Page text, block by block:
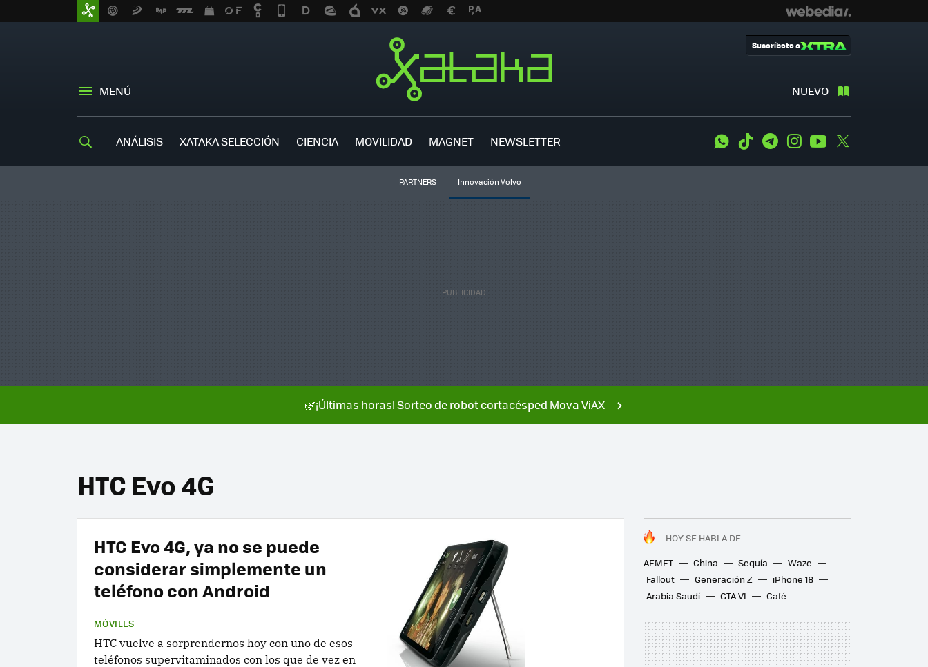
MENÚ NUEVO
Suscríbete a
ANÁLISIS XATAKA SELECCIÓN CIENCIA MOVILIDAD MAGNET NEWSLETTER WhatsApp
Tiktok TelegramInstagramYoutube
PARTNERS Innovación Volvo
🌿¡Últimas horas! Sorteo de robot cortacésped Mova ViAX
HTC Evo 4G
HOY SE HABLA DE
AEMET
China Sequía
Waze
Fallout
Generación Z
iPhone 18
Arabia Saudí
GTA VI Café
HTC Evo 4G, ya no se puede
considerar simplemente un
teléfono con Android
MÓVILES
HTC vuelve a sorprendernos hoy con uno de esos
teléfonos supervitaminados con los que de vez en